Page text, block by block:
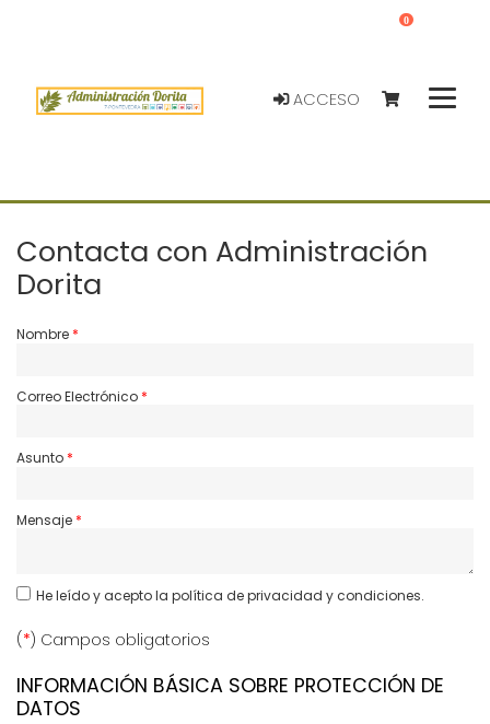
ACCESO
0
Contacta con Administración
Dorita
Nombre
Correo Electrónico
Asunto
Mensaje
He leído y aceptola política de privacidad y condiciones.
(*) Campos obligatorios
INFORMACIÓN BÁSICA SOBRE PROTECCIÓN DE
DATOS